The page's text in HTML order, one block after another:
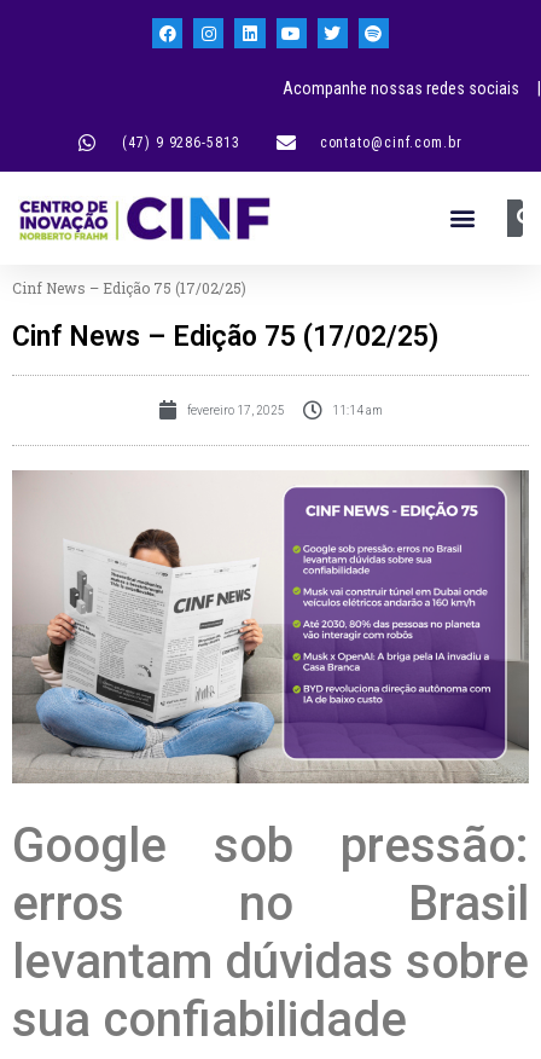
(47) 9 9286-5813 contato@cinf.com.br
Acompanhe nossas redes sociais |
Cinf News – Edição 75 (17/02/25)
Cinf News – Edição 75 (17/02/25)
fevereiro 17, 2025 11:14 am
Google sob pressão:
erros no Brasil
levantam dúvidas sobre
sua confiabilidade